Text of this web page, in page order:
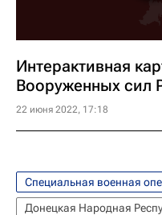
Интерактивная
Вооруженных сил
22 июня 2022, 17:18
Специальная военная
Донецкая Народная